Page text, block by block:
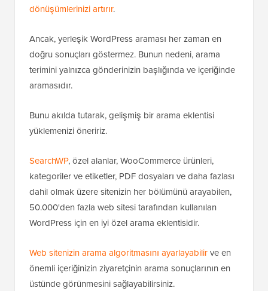
dönüşümlerinizi artırır.
Ancak, yerleşik WordPress araması her zaman en
doğru sonuçları göstermez. Bunun nedeni, arama
terimini yalnızca gönderinizin başlığında ve içeriğinde
aramasıdır.
Bunu akılda tutarak, gelişmiş bir arama eklentisi
yüklemenizi öneririz.
SearchWP, özel alanlar, WooCommerce ürünleri,
kategoriler ve etiketler, PDF dosyaları ve daha fazlası
dahil olmak üzere sitenizin her bölümünü arayabilen,
50.000'den fazla web sitesi tarafından kullanılan
WordPress için en iyi özel arama eklentisidir.
Web sitenizin arama algoritmasını ayarlayabilirve en
önemli içeriğinizin ziyaretçinin arama sonuçlarının en
üstünde görünmesini sağlayabilirsiniz.